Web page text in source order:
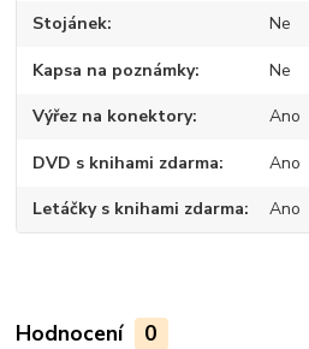
Stojánek Ne
Kapsa na poznámky Ne
Výřez na konektory Ano
DVD s knihami zdarma Ano
Letáčky s knihami zdarma Ano
Hodnocení 0